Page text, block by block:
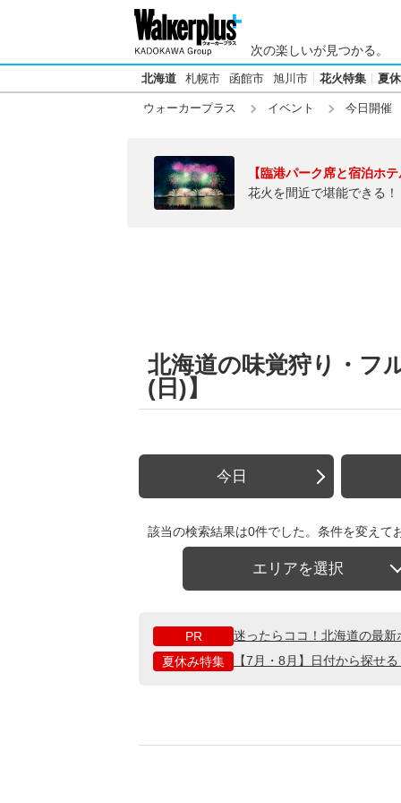
次の楽しいが見つかる。
北海道 札幌市 函館市 旭川市 花火特集 夏
ウォーカープラス イベント 今日開催
【臨港パーク席と宿泊ホ
花火を間近で堪能できる
北海道の味覚狩り・フ
(日)】
今日
該当の検索結果は0件でした。条件を変えて
エリアを選択
PR
迷ったらココ！北海道の最
夏休み特集
【7月・8月】日付から探せ